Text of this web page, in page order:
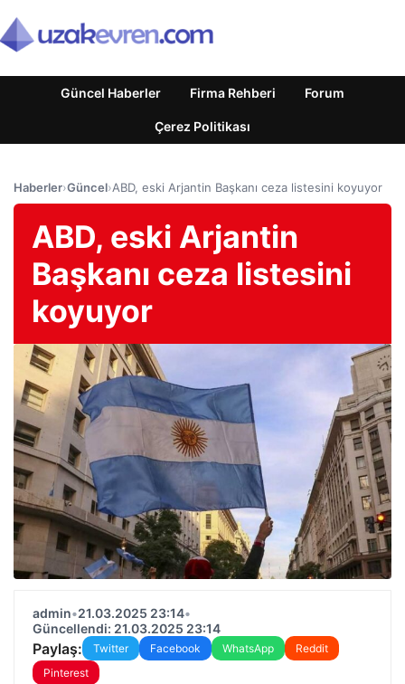
Güncel Haberler Firma Rehberi Forum
Çerez Politikası
Haberler›Güncel›ABD, eski Arjantin Başkanı ceza listesini koyuyor
ABD, eski Arjantin
Başkanı ceza listesini
koyuyor
admin•21.03.2025 23:14•
Güncellendi: 21.03.2025 23:14
Paylaş: Twitter Facebook WhatsApp
Reddit
Pinterest